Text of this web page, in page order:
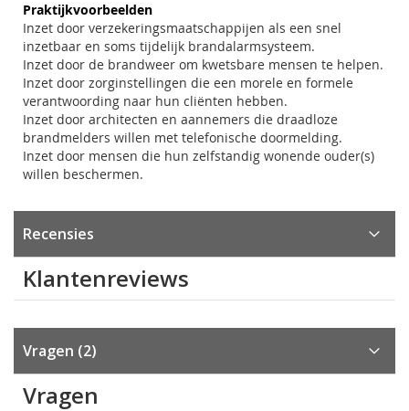
Praktijkvoorbeelden
Inzet door verzekeringsmaatschappijen als een snel
inzetbaar en soms tijdelijk brandalarmsysteem.
Inzet door de brandweer om kwetsbare mensen te helpen.
Inzet door zorginstellingen die een morele en formele
verantwoording naar hun cliënten hebben.
Inzet door architecten en aannemers die draadloze
brandmelders willen met telefonische doormelding.
Inzet door mensen die hun zelfstandig wonende ouder(s)
willen beschermen.
Recensies
Klantenreviews
Vragen 2
Vragen